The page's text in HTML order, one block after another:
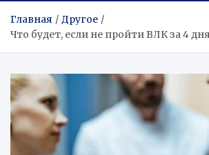
Главная
Другое
Что будет, если не пройти ВЛК за 4 дня